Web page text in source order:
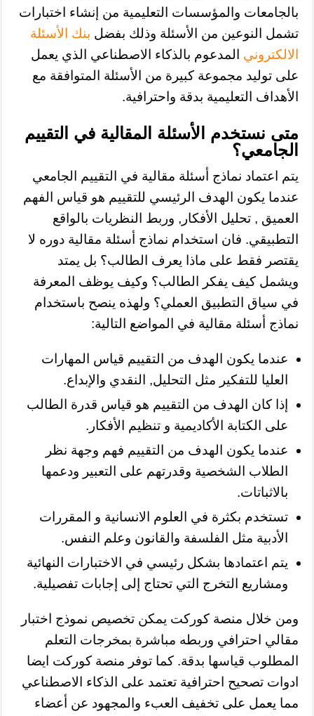
بالجامعات والمؤسسات التعليمية من إنشاء اختبارات
تشمل النوعين من الأسئلة وذلك بفضل بنك الأسئلة
الالكتروني المدعوم بالذكاء الاصطناعي الذي يعمل
على توليد مجموعة كبيرة من الأسئلة المتوافقة مع
الأهداف التعليمية بدقة واحترافية.
متى نستخدم الأسئلة المقالية في التقييم
الجامعي؟
يتم اعتماد نماذج أسئلة مقالية في التقييم الجامعي
عندما يكون الهدف الرئيسي للتقييم هو قياس الفهم
العميق , تحليل الأفكار, وربط النظريات بالواقع
التطبيقي. فان استخدام نماذج أسئلة مقالية دوره لا
يقتصر فقط على ماذا يعرف الطالب؟ بل يمتد
ويشمل كيف يفكر الطالب؟ وكيف يوظف المعرفة
في سياق التطبيق العملي؟ ولهذه ينصح باستخدام
نماذج أسئلة مقالية في المواضع التالية:
عندما يكون الهدف من التقييم قياس المهارات
العليا للتفكير مثل التحليل, النقدي والإبداع.
إذا كان الهدف من التقييم هو قياس قدرة الطالب
على الكتابة الأكاديمية و تنظيم الأفكار.
عندما يكون الهدف من التقييم فهم وجهة نظر
الطلاب الشخصية وقدرتهم على التعبير ودعمها
بالاثباتات.
تستخدم بكثرة في العلوم الانسانية و المقررات
الأدبية مثل الفلسفة والقانون وعلم النفس.
يتم اعتمادها بشكل رئيسي في الاختبارات النهائية
ومشاريع التخرج التي تحتاج إلى إجابات تفصيلية.
ومن خلال منصة كوركت يمكن تخصيص نموذج اختبار
مقالي احترافي وربطه مباشرة بمخرجات التعلم
المطلوب قياسها بدقة. كما توفر منصة كوركت ايضا
ادوات تصحيح احترافية تعتمد على الذكاء الاصطناعي
مما يعمل على تخفيف العبء والمجهود عن أعضاء